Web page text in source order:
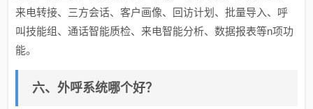
来电转接、三方会话、客户画像、回访计划、批量导入、呼
叫技能组、通话智能质检、来电智能分析、数据报表等n项功
能。
六、外呼系统哪个好？